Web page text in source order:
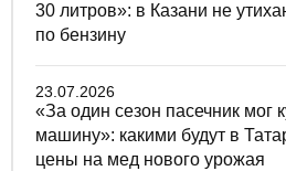
30 литров»: в Казани не
по бензину
23.07.2026
«За один сезон пасечник мог
машину»: какими будут в
цены на мед нового урожая